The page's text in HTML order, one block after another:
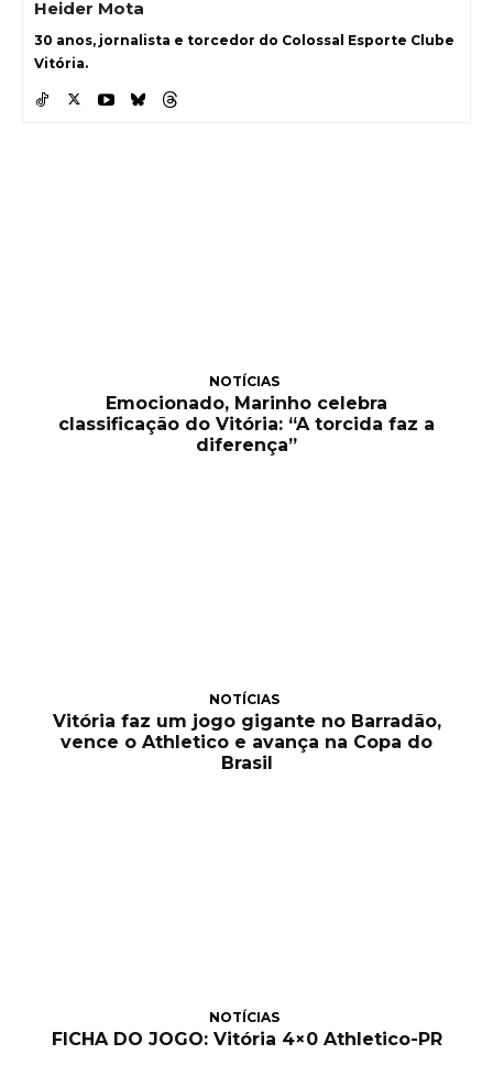
Heider Mota
30 anos, jornalista e torcedor do Colossal Esporte Clube
Vitória.
NOTÍCIAS
Emocionado, Marinho celebra
classificação do Vitória: “A torcida faz a
diferença”
NOTÍCIAS
Vitória faz um jogo gigante no Barradão,
vence o Athletico e avança na Copa do
Brasil
NOTÍCIAS
FICHA DO JOGO: Vitória 4×0 Athletico-PR